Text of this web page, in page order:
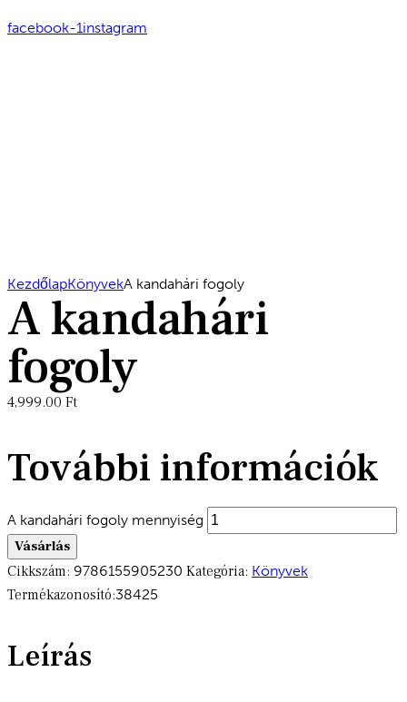
facebook-1instagram
KezdőlapKönyvekA kandahári fogoly
A kandahári
fogoly
4,999.00 Ft
További információk
A kandahári fogoly mennyiség
Vásárlás
Cikkszám: 9786155905230 Kategória: Könyvek
Termékazonosító:38425
Leírás